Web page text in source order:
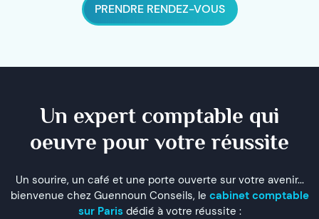
PRENDRE RENDEZ-VOUS
Un expert comptable qui
oeuvre pour votre réussite
Un sourire, un café et une porte ouverte sur votre avenir...
bienvenue chez Guennoun Conseils, le cabinet comptable
sur Paris dédié à votre réussite :